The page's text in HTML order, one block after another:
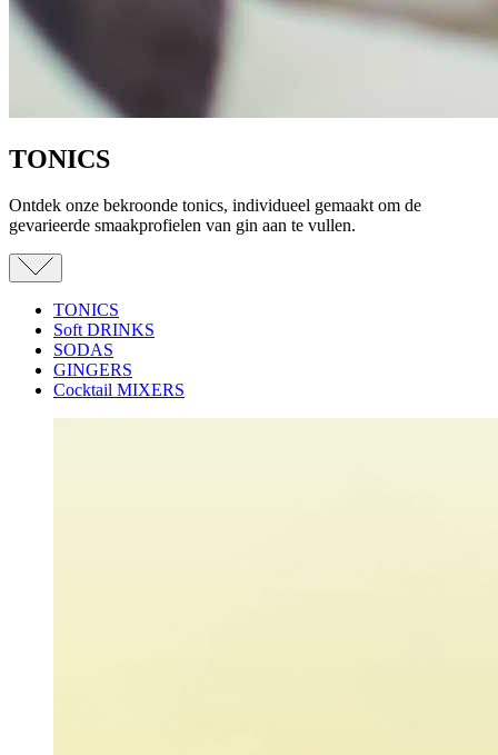
TONICS
Ontdek onze bekroonde tonics, individueel gemaakt om de
gevarieerde smaakprofielen van gin aan te vullen.
TONICS
Soft DRINKS
SODAS
GINGERS
Cocktail MIXERS